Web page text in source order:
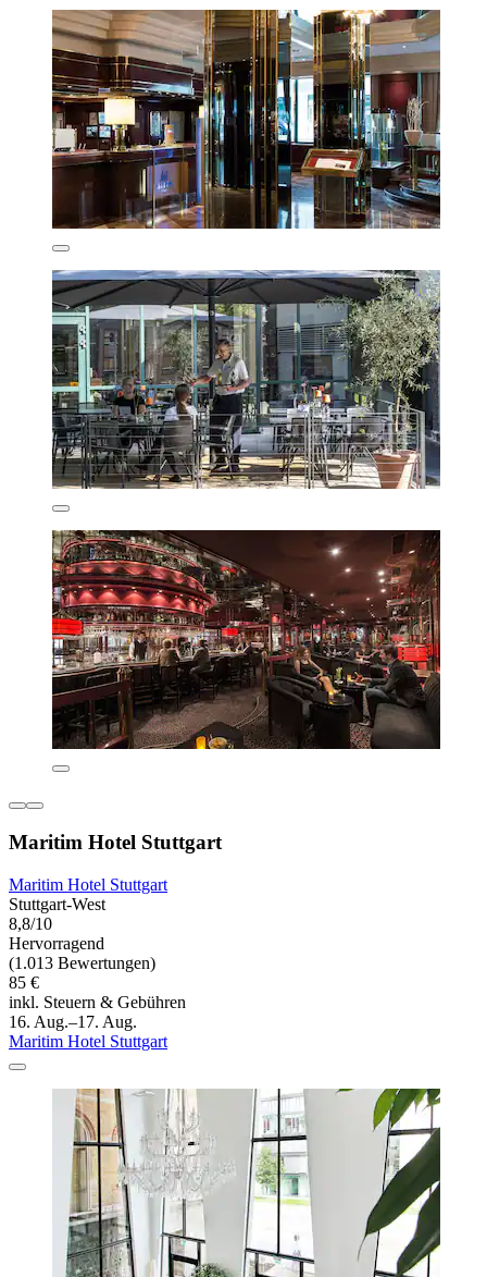
Maritim Hotel Stuttgart
Maritim Hotel Stuttgart
Stuttgart-West
8,8/10
Hervorragend
(1.013 Bewertungen)
85 €
inkl. Steuern & Gebühren
16. Aug.–17. Aug.
Maritim Hotel Stuttgart